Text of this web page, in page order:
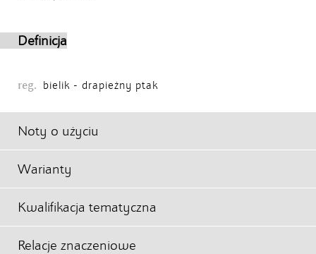
Definicja
reg. bielik - drapieżny ptak
Noty o użyciu
Warianty
Kwalifikacja tematyczna
Relacje znaczeniowe